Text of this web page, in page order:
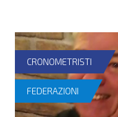
CRONOMETRISTI
FEDERAZIONI